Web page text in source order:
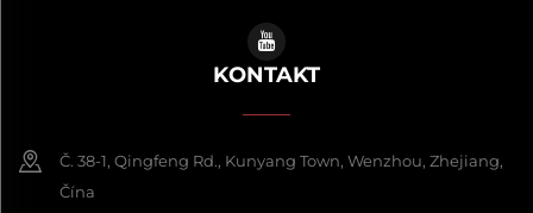
KONTAKT
Č. 38-1, Qingfeng Rd., Kunyang Town, Wenzhou, Zhejiang,
Čína